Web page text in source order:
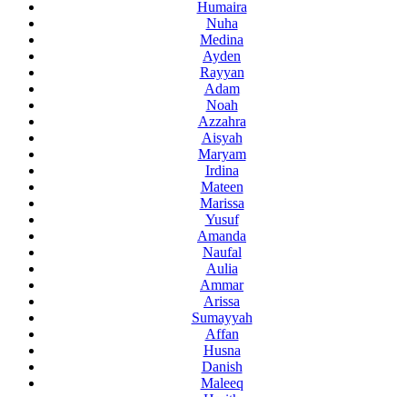
Humaira
Nuha
Medina
Ayden
Rayyan
Adam
Noah
Azzahra
Aisyah
Maryam
Irdina
Mateen
Marissa
Yusuf
Amanda
Naufal
Aulia
Ammar
Arissa
Sumayyah
Affan
Husna
Danish
Maleeq